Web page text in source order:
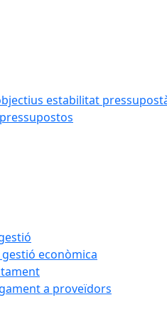
estabilitat
econòmica
a proveïdors